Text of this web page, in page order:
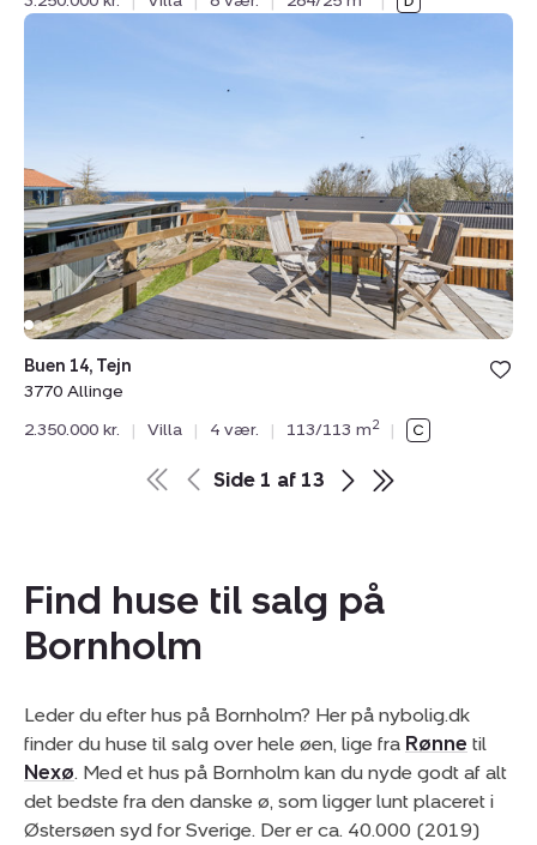
Allinge
Buen 14, Tejn
3770 Allinge
2.350.000 kr.
| Villa | 4 vær. | 113/113 m2 |
Side 1 af 13
Find huse til salg på
Bornholm
Leder du efter hus på Bornholm? Her på nybolig.dk
finder du huse til salg over hele øen, lige fra Rønne til
Nexø. Med et hus på Bornholm kan du nyde godt af alt
det bedste fra den danske ø, som ligger lunt placeret i
Østersøen syd for Sverige. Der er ca. 40.000 (2019)